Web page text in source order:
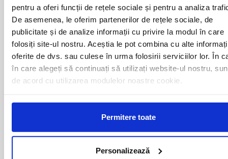
pentru a oferi funcții de rețele sociale și pentru a analiza
De asemenea, le oferim partenerilor de rețele sociale, de
publicitate și de analize informații cu privire la modul în care
folosiți site-ul nostru. Aceștia le pot combina cu alte
oferite de dvs. sau culese în urma folosirii serviciilor lor. În
în care alegeți să continuați să utilizați website-ul nostru,
de acord cu utilizarea modulelor noastre cookie.
Permitere toate
Personalizează
BACAU
BAIA MARE
BAILE HERCULANE
BAILESTI
BALS-IS
BALS-OT
BARCA
BARLAD
BECLEAN
BLAJ
NUSFALAU
OLTENITA
ONESTI
ORADEA
ORSOVA
PASCANI
PERICEI
PERISOR
PIATRA NEAMT
PISCU VECHI
PITESTI
PLOIESTI
POIANA MARE